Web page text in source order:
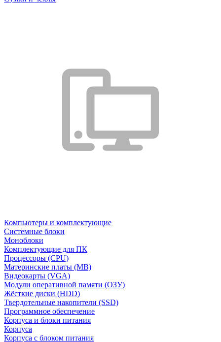
Компьютеры и комплектующие
Системные блоки
Моноблоки
Комплектующие для ПК
Процессоры (CPU)
Материнские платы (MB)
Видеокарты (VGA)
Модули оперативной памяти (ОЗУ)
Жёсткие диски (HDD)
Твердотельные накопители (SSD)
Программное обеспечение
Корпуса и блоки питания
Корпуса
Корпуса с блоком питания